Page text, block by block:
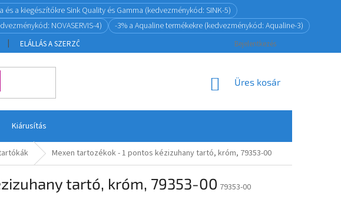
és a kiegészítőkre Sink Quality és Gamma (kedvezménykód: SINK-5)
NOVASERVIS-4) -3% a Aqualine termékekre (kedvezménykód: Aqualine-3)
ELÁLLÁS A SZERZŐDÉSTŐL VISSZAKÜLDÉSI ÉS JÓTÁLLÁSI POLITIKA
Bejelentkezés
KOSÁR
Üres kosár
Kiárusítás
Mexen tartozékok - 1 pontos kézizuhany tartó, króm, 79353-00
tartó, króm, 79353-00 79353-00